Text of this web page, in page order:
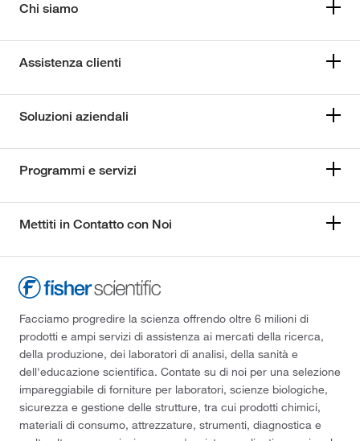
Chi siamo
Assistenza clienti
Soluzioni aziendali
Programmi e servizi
Mettiti in Contatto con Noi
Facciamo progredire la scienza offrendo oltre 6 milioni di
prodotti e ampi servizi di assistenza ai mercati della ricerca,
della produzione, dei laboratori di analisi, della sanità e
dell'educazione scientifica. Contate su di noi per una selezione
impareggiabile di forniture per laboratori, scienze biologiche,
sicurezza e gestione delle strutture, tra cui prodotti chimici,
materiali di consumo, attrezzature, strumenti, diagnostica e